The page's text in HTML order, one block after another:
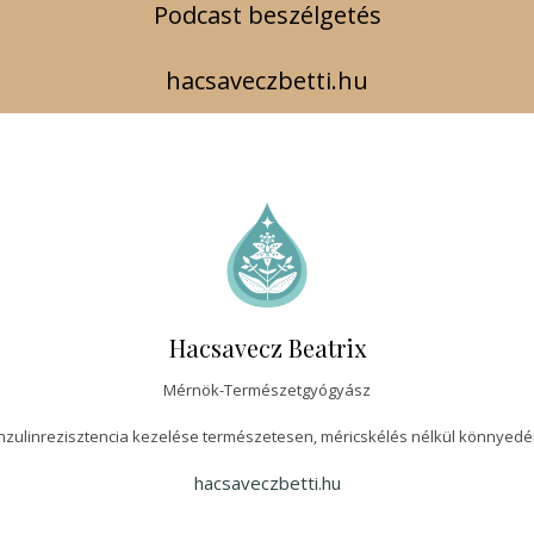
Podcast beszélgetés
hacsaveczbetti.hu
Hacsavecz Beatrix
Mérnök-Természetgyógyász
kezelése természetesen, méricskélés nélkül
hacsaveczbetti.hu